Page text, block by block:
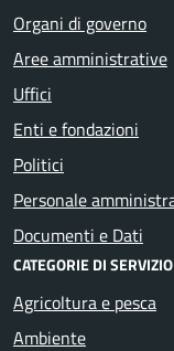
Organi di governo
Aree amministrative
Uffici
Enti e fondazioni
Politici
Personale
Documenti e Dati
CATEGORIE DI SERVIZIO
Agricoltura e pesca
Ambiente